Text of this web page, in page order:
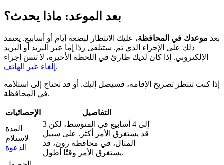
بعد الموعد: ماذا يحدث؟
بعد موعدك في المحافظة، عليك الانتظار لبضعة أيام أو أسابيع. يعتمد
ذلك على الإجراء الذي تم. ستتلقى ردًا إما عبر البريد أو البريد
الإلكتروني. إذا كان لديك طارئ في اللحظة الأخيرة، لا تنسَ إجراء
إلغاء عبر الهاتف .
إذا كنت تنتظر تصريح الإقامة، فسيصل إليك. أو قد تحتاج إلى استلامه
في المحافظة.
الإحصائيات
التفاصيل
المدة
لاستلام
الدعوة
3 إلى 4 أسابيع في المتوسط، لكن
قد يستغرق الأمر أكثر. على سبيل
المثال، في محافظة رون، قد
يستغرق الأمر وقتًا أطول.